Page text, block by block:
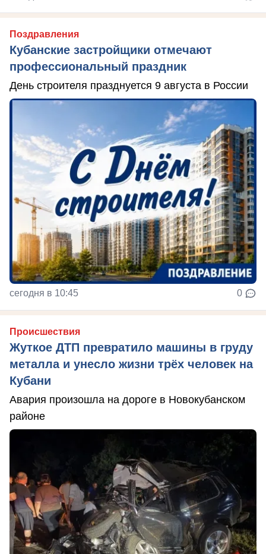
Поздравления
Кубанские застройщики отмечают
профессиональный праздник
День строителя празднуется 9 августа в России
сегодня в 10:45 0
Происшествия
Жуткое ДТП превратило машины в груду
металла и унесло жизни трёх человек на
Кубани
Авария произошла на дороге в Новокубанском
районе